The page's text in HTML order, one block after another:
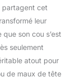
partagent cet
leur
que son cou s’est
seulement
atout pour
de maux de tête